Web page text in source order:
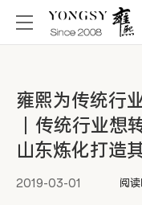
雍熙为传统行
丨传统行业想
山东炼化打造
2019-03-01 阅